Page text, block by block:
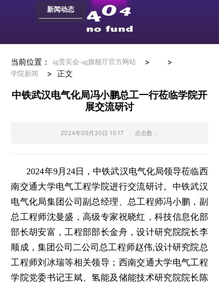
新闻动态
当前位置： ag贵宾会-ag旗舰厅官方网站 > >
学院新闻 > 正文
中铁武汉电气化局冯小鹏总工一行莅临学院开
展交流研讨
2024年09月30日 15:17 点击数：
2024年9月24日，中铁武汉电气化局领导莅临西
南交通大学电气工程学院进行交流研讨。中铁武汉
电气化局集团公司副总经理、总工程师冯小鹏，副
总工程师沈曼盛，高级专家祝晓红，科技信息化部
部长胡安富，工程部部长金舟，设计研究院院长李
顺成，集团公司二公司总工程师赵伟,设计研究院总
工程师刘冰瑞等相关领导；西南交通大学电气工程
学院党委书记王斌、氢能及储能技术研究院院长陈